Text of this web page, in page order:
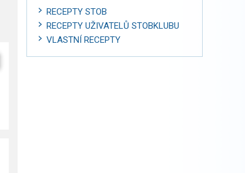
RECEPTY STOB
RECEPTY UŽIVATELŮ STOBKLUBU
VLASTNÍ RECEPTY